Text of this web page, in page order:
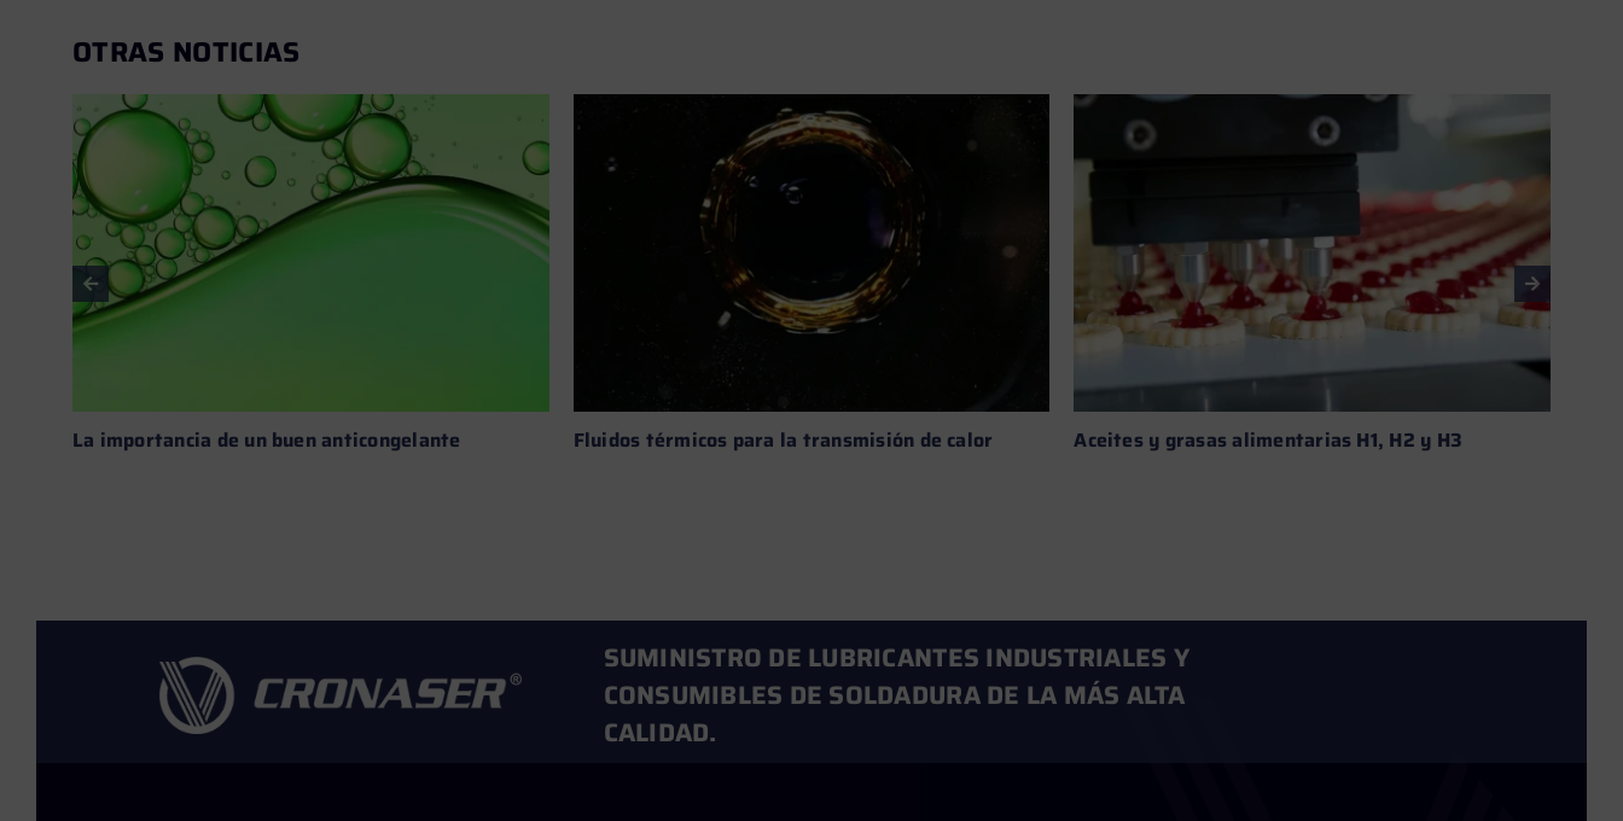
OTRAS NOTICIAS
La importancia de un buen anticongelante Fluidos térmicos para la transmisión de calor Aceites y grasas alimentarias H1, H2 y H3
SUMINISTRO DE LUBRICANTES INDUSTRIALES Y
CONSUMIBLES DE SOLDADURA DE LA MÁS ALTA
CALIDAD.